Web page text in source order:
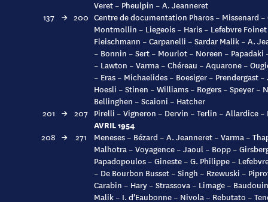
Veret – Pheulpin – A. Jeanneret
137
→ 200 Centre de documentation Pharos – Missenard
Montmollin – Liegeois – Haris – Lefebvre
Fleischmann – Carpanelli – Sardar Malik – A.
– Bonnin – Sert – Mourlot – Noreen – Papadaki
– Lawton – Varma – Chéreau – Aquarone –
– Eras – Michaelides – Boesiger – Prendergast
Hoesli – Stinen – Williams – Rogers – Speyer –
Bellinghen – Scaioni – Hatcher
201 → 207 Pirelli – Vigneron – Dervin – Terlin – Allardice –
AVRIL 1954
208 → 271
Meneses – Bézard – A. Jeanneret – Varma –
Malhotra – Voyagence – Jaoul – Bopp –
Papadopoulos – Gineste – G. Philippe –
– De Bourbon Busset – Singh – Rzewuski –
Carabin – Hary – Strassova – Limage –
Malik – I. d’Eaubonne – Nivola – Rebutato –